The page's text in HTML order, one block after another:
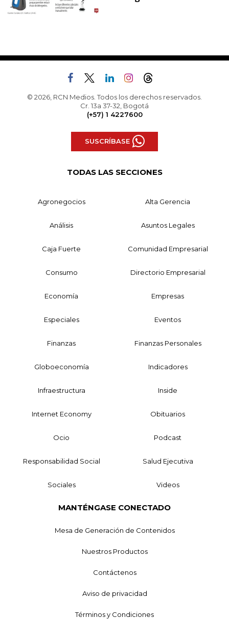
© 2026, RCN Medios. Todos los derechos reservados.
Cr. 13a 37-32, Bogotá
(+57) 1 4227600
SUSCRÍBASE
TODAS LAS SECCIONES
Agronegocios Alta Gerencia
Análisis Asuntos Legales
Caja Fuerte Comunidad Empresarial
Consumo Directorio Empresarial
Economía Empresas
Especiales Eventos
Finanzas Finanzas Personales
Globoeconomía Indicadores
Infraestructura Inside
Internet Economy Obituarios
Ocio Podcast
Responsabilidad Social Salud Ejecutiva
Sociales Videos
MANTÉNGASE CONECTADO
Mesa de Generación de Contenidos
Nuestros Productos
Contáctenos
Aviso de privacidad
Términos y Condiciones